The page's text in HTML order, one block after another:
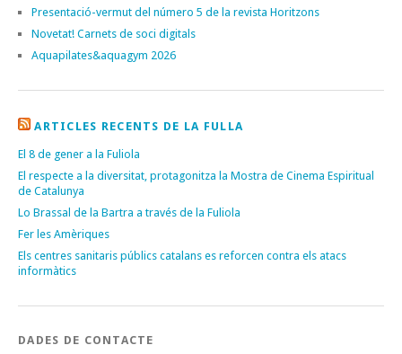
Presentació-vermut del número 5 de la revista Horitzons
Novetat! Carnets de soci digitals
Aquapilates&aquagym 2026
ARTICLES RECENTS DE LA FULLA
El 8 de gener a la Fuliola
El respecte a la diversitat, protagonitza la Mostra de Cinema Espiritual
de Catalunya
Lo Brassal de la Bartra a través de la Fuliola
Fer les Amèriques
Els centres sanitaris públics catalans es reforcen contra els atacs
informàtics
DADES DE CONTACTE